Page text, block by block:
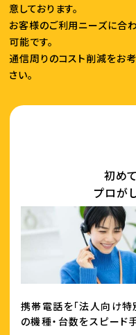
意しております。
お客様のご利用ニーズに合
可能です。
通信周りのコスト削減をお
さい。
初め
プロが
携帯電話を「法人向け特
の機種・台数をスピード